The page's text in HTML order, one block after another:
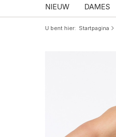
NIEUW DAMES
U bent hier Startpagina